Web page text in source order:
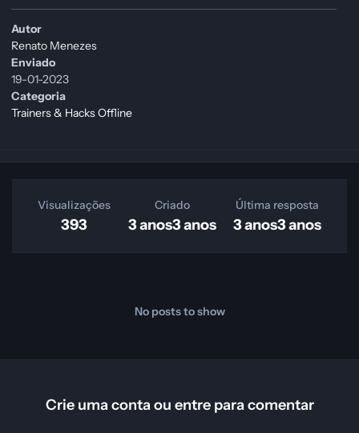
Autor
Renato Menezes
Enviado
19-01-2023
Categoria
Trainers & Hacks Offline
Visualizações
393
Criado
3 anos3 anos
Última resposta
3 anos3 anos
No posts to show
Crie uma conta ou entre para comentar